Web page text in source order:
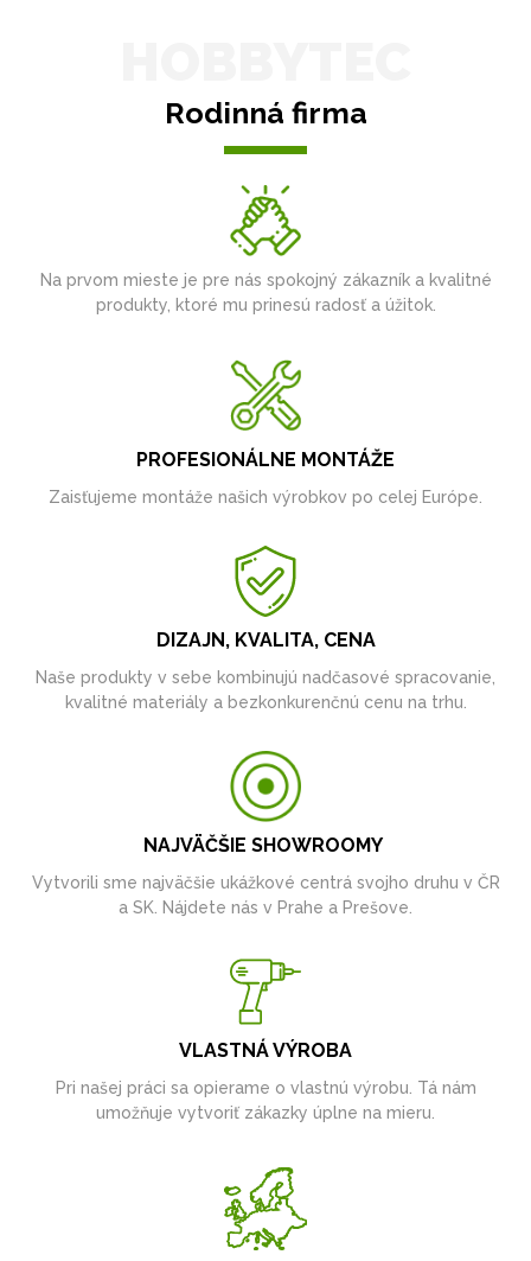
Rodinná firma
Na prvom mieste je pre nás spokojný zákazník a kvalitné
produkty, ktoré mu prinesú radosť a úžitok.
PROFESIONÁLNE MONTÁŽE
Zaisťujeme montáže našich výrobkov po celej Európe.
DIZAJN, KVALITA, CENA
Naše produkty v sebe kombinujú nadčasové spracovanie,
kvalitné materiály a bezkonkurenčnú cenu na trhu.
NAJVÄČŠIE SHOWROOMY
Vytvorili sme najväčšie ukážkové centrá svojho druhu v ČR
a SK. Nájdete nás v Prahe a Prešove.
VLASTNÁ VÝROBA
Pri našej práci sa opierame o vlastnú výrobu. Tá nám
umožňuje vytvoriť zákazky úplne na mieru.